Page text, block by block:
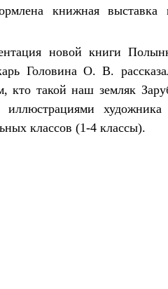
книжная выставка
новой книги
Головина О. В.
кто такой наш земляк
классов (1-4 классы).